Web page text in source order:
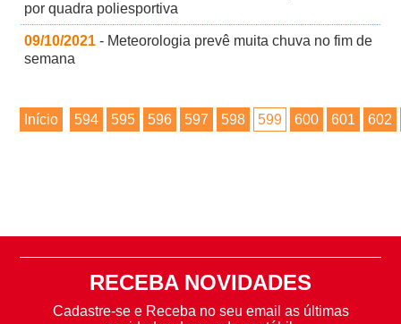
por quadra poliesportiva
09/10/2021 - Meteorologia prevê muita chuva no fim de
semana
Início 594 595 596 597 598 599 600 601 602
RECEBA NOVIDADES
Cadastre-se e Receba no seu email as últimas